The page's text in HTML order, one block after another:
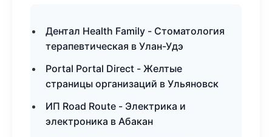
Дентал Health Family - Стоматология
терапевтическая в Улан-Удэ
Portal Portal Direct - Желтые
страницы организаций в Ульяновск
ИП Road Route - Электрика и
электроника в Абакан